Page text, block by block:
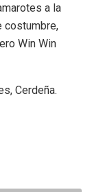
a la
costumbre,
Win Win
Cerdeña.